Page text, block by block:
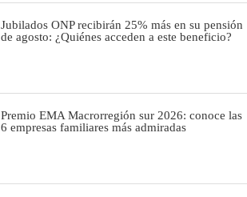
Jubilados ONP recibirán 25% más en su pensión
de agosto: ¿Quiénes acceden a este beneficio?
Premio EMA Macrorregión sur 2026: conoce las
6 empresas familiares más admiradas